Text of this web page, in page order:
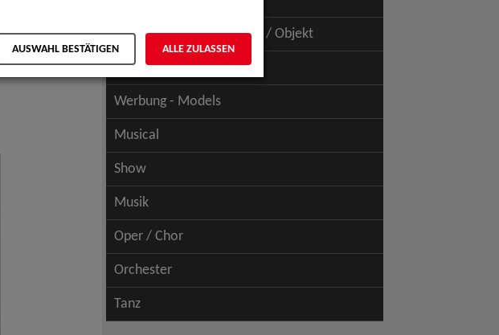
Schauspiel - Figur / Puppe / Objekt
Werbung - Talents
Werbung - Models
Musical
Show
Musik
Oper / Chor
Orchester
Tanz
AUSWAHL BESTÄTIGEN ALLE ZULASSEN